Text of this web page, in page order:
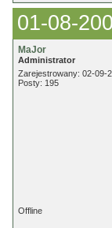
01-08-
MaJor
Administrator
Zarejestrowany: 02-09-
Posty: 195
Offline